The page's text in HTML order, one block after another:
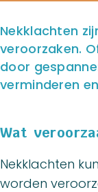
Nekklachten
veroorzaken.
door
verminderen
Wat
Nekklachten
worden